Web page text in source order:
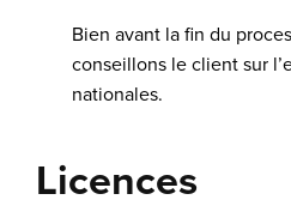
Bien avant la fin du
conseillons le client sur
nationales.
Licences